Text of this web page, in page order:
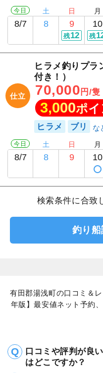
今日
8/7
土
8
日
9
残12
月
10
残
仕立
ヒラメ釣りプラ
付き！）
70,000 円/隻
3,000ポイ
ヒラメ ブリ
今日
8/7
土
8
日
9
月
10
検索条件に合致
釣り
有田郡湯浅町の口コミ＆
年版】最安値ネット予約
口コミや評判が良
はどこですか？